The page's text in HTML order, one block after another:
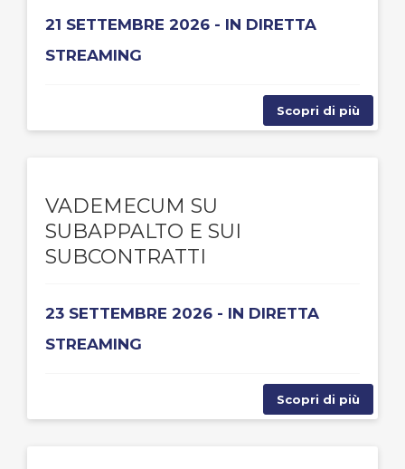
21 SETTEMBRE 2026 - IN DIRETTA
STREAMING
Scopri di più
VADEMECUM SU
SUBAPPALTO E SUI
SUBCONTRATTI
23 SETTEMBRE 2026 - IN DIRETTA
STREAMING
Scopri di più